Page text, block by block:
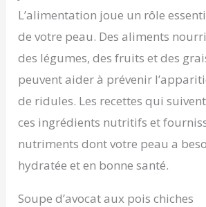
L’alimentation joue un rôle
de votre peau. Des aliments
des légumes, des fruits et des
peuvent aider à prévenir
de ridules. Les recettes qui
ces ingrédients nutritifs et
nutriments dont votre peau a
hydratée et en bonne santé.
Soupe d’avocat aux pois chiches